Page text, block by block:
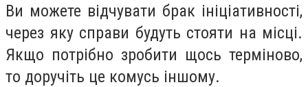
Ви можете відчувати брак ініціативності,
через яку справи будуть стояти на місці.
Якщо потрібно зробити щось терміново,
то доручіть це комусь іншому.